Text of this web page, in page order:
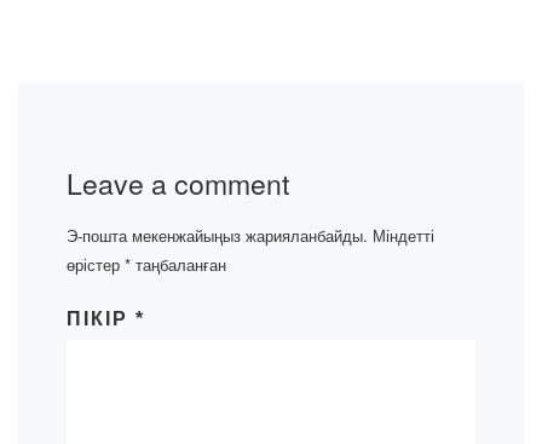
Leave a comment
Э-пошта мекенжайыңыз жарияланбайды. Міндетті
өрістер * таңбаланған
ПІКІР *